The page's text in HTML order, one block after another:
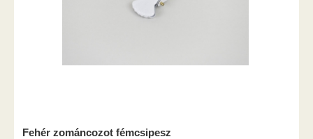
Fehér zománcozot fémcsipesz